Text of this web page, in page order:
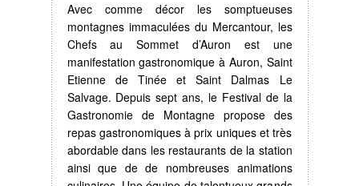
Avec comme décor les somptueuses
montagnes immaculées du Mercantour, les
Chefs au Sommet d’Auron est une
manifestation gastronomique à Auron, Saint
Etienne de Tinée et Saint Dalmas Le
Salvage. Depuis sept ans, le Festival de la
Gastronomie de Montagne propose des
repas gastronomiques à prix uniques et très
abordable dans les restaurants de la station
ainsi que de de nombreuses animations